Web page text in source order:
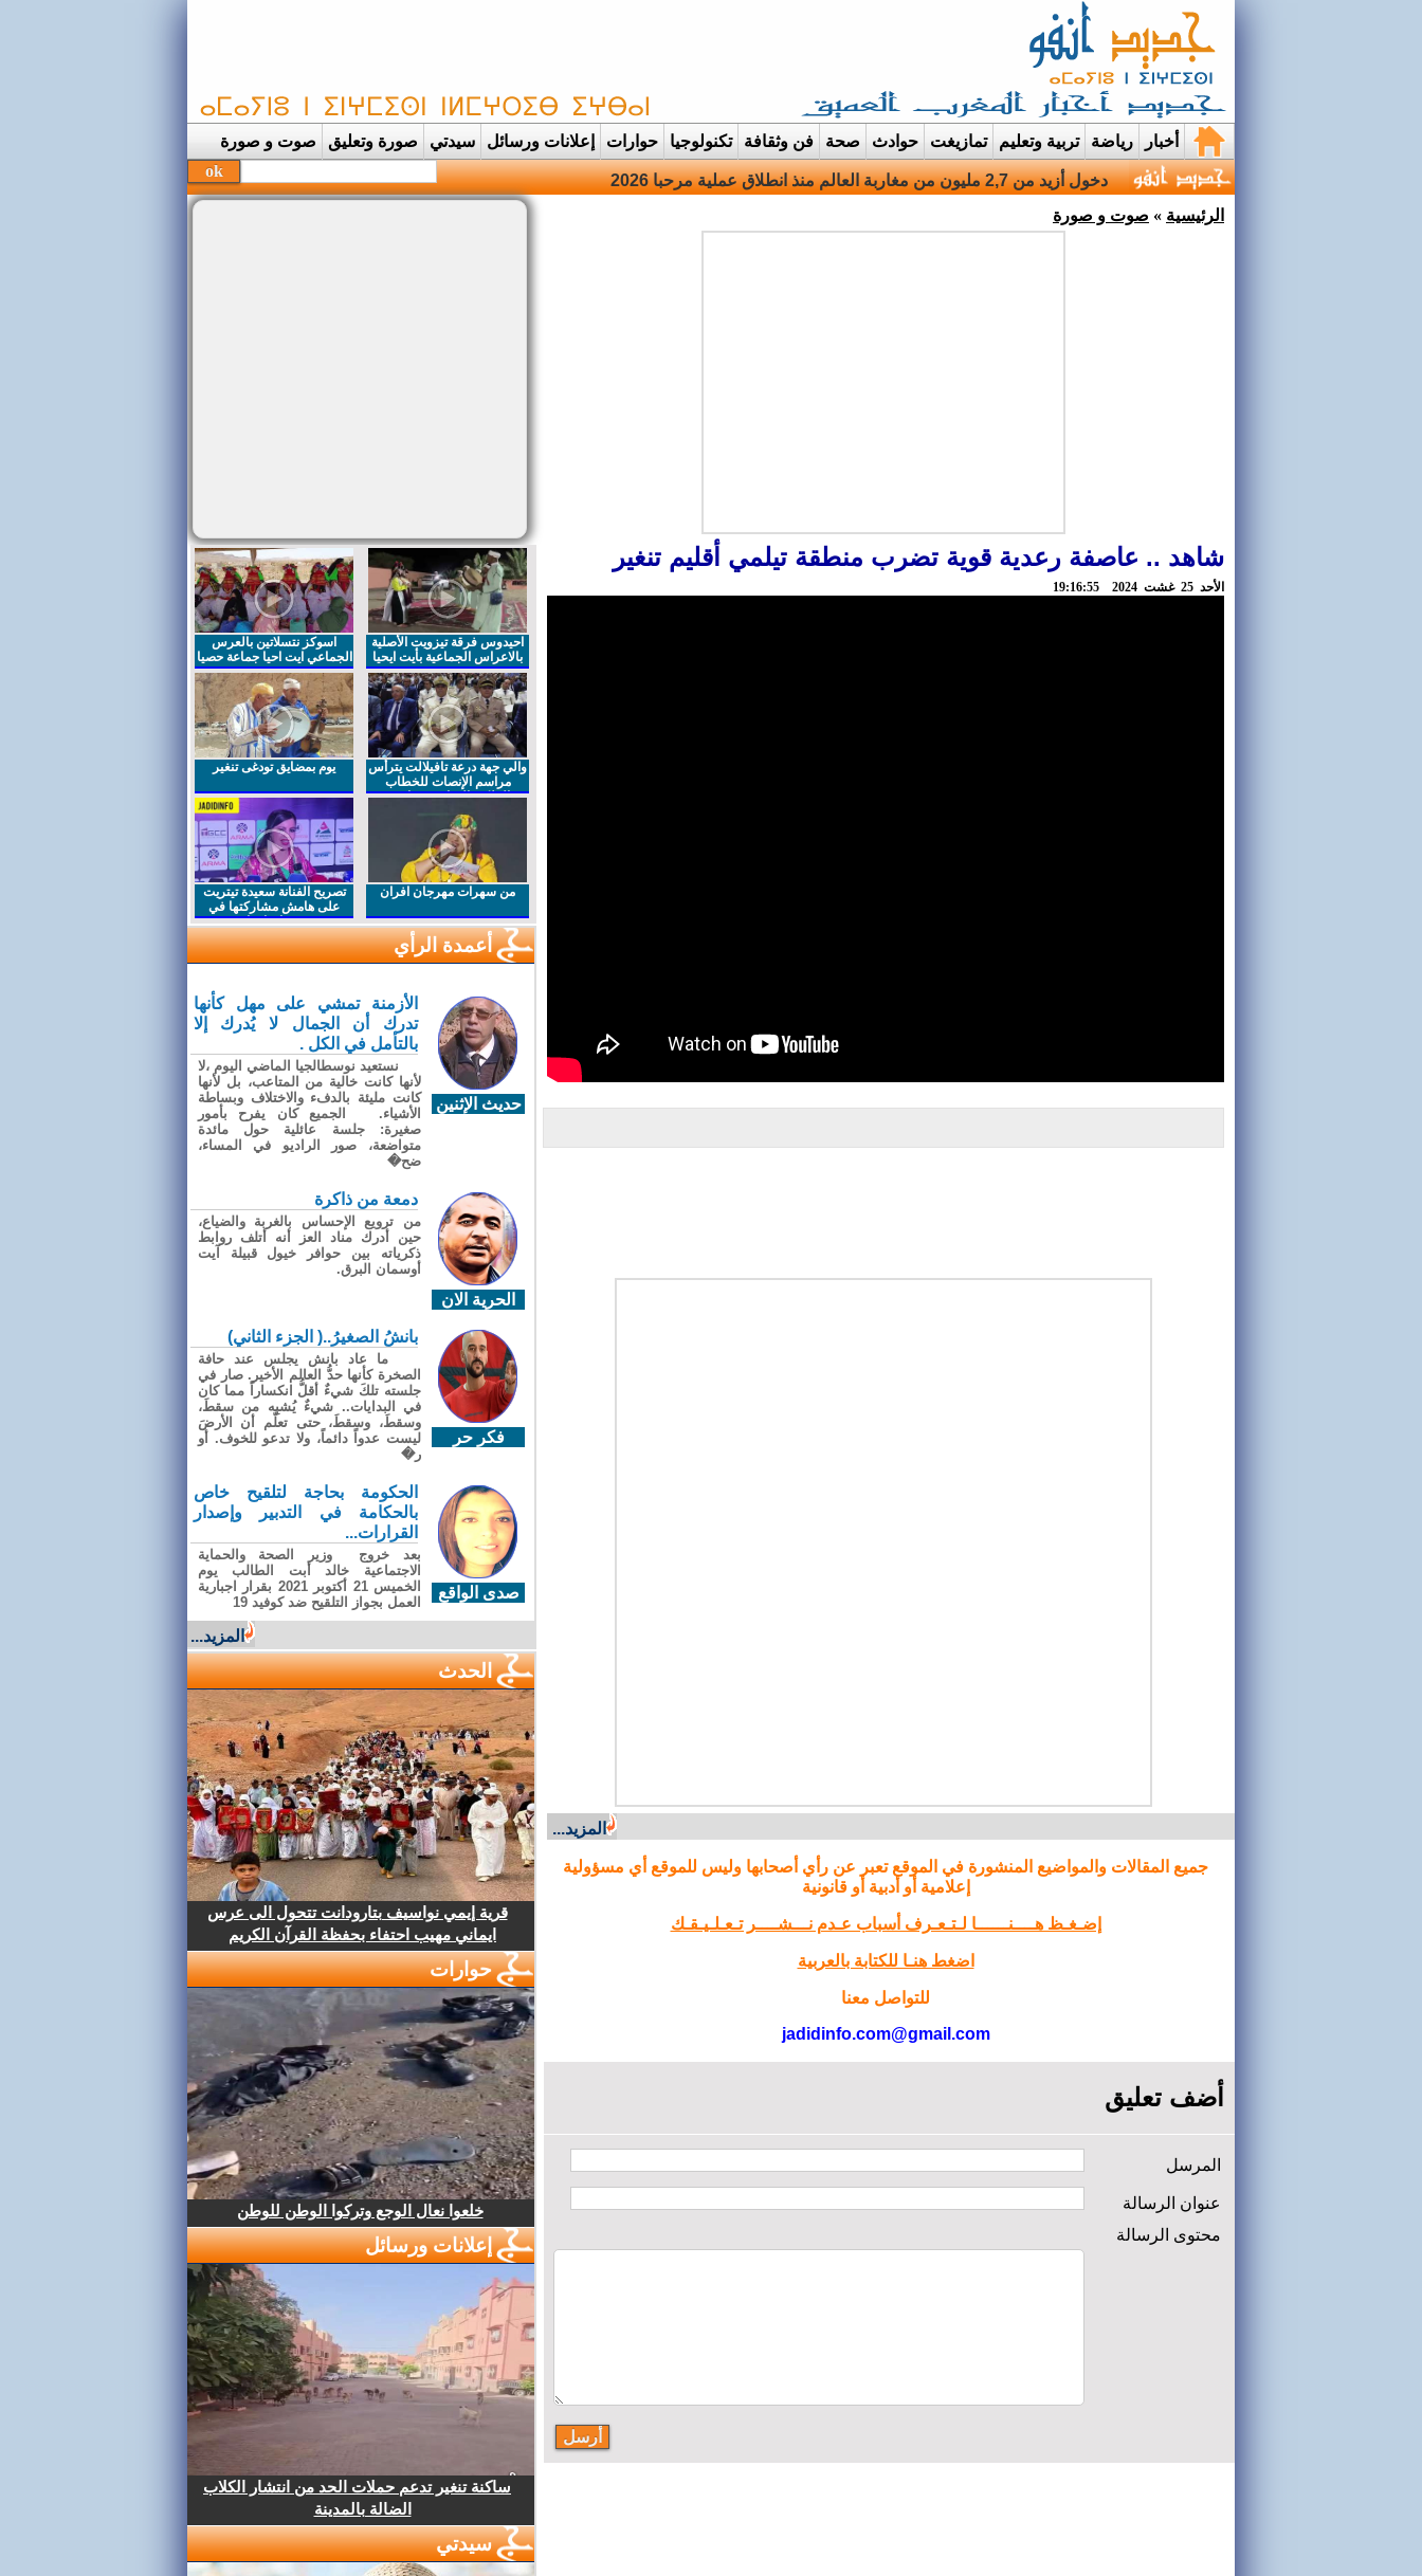
أخبار رياضة تربية وتعليم تمازيغت حوادث صحة فن وثقافة تكنولوجيا حوارات إعلانات ورسائل سيدتي صورة وتعليق صوت و صورة
قرية إيمي نواسيف بتارودانت |
الرئيسية » صوت و صورة
شاهد .. عاصفة رعدية قوية تضرب منطقة تيلمي أقليم تنغير
اﻷحد 25 غشت 2024 19:16:55
المزيد...
جميع المقالات والمواضيع المنشورة في الموقع تعبر عن رأي أصحابها وليس للموقع أي مسؤولية
إعلامية أو أدبية أو قانونية
إضـغـظ هــــنــــــا لـتـعـرف أسباب عـدم نـــشــــر تـعـلـيـقـك
اضغط هنـا للكتابة بالعربية
للتواصل معنا
jadidinfo.com@gmail.com
أضف تعليق
المرسل
عنوان الرسالة
محتوى الرسالة
احيدوس فرقة تيزويت الأصلية
بالاعراس الجماعية بأيت ايحيا
اسوكز نتسلاتين بالعرس
الجماعي ايت احيا جماعة حصيا
والي جهة درعة تافيلالت يترأس
مراسم الإنصات للخطاب
الملكي السامي بمناسبة
يوم بمضايق تودغى تنغير
من سهرات مهرجان افران
تصريح الفنانة سعيدة تيتريت
على هامش مشاركتها في
مهرجان افران
أعمدة الرأي
حديث الإثنين
الأزمنة تمشي على مهل كأنها
تدرك أن الجمال لا يُدرك إلا
بالتأمل في الكل .
نستعيد نوسطالجيا الماضي اليوم ،لا
لأنها كانت خالية من المتاعب، بل لأنها
كانت مليئة بالدفء والاختلاف وبساطة
الأشياء. الجميع كان يفرح بأمور
صغيرة: جلسة عائلية حول مائدة
متواضعة، صور الراديو في المساء،
ضح�
الحرية الان
دمعة من ذاكرة
من ترويع الإحساس بالغربة والضياع،
حين أدرك مناد العز أنه أتلف روابط
ذكرياته بين حوافر خيول قبيلة آيت
أوسمان البرق.
فكر حر
بانشُ الصغيرُ..( الجزء الثاني)
ما عاد بانش يجلس عند حافة
الصخرة كأنها حدُّ العالم الأخير. صار في
جلسته تلكَ شيءٌ أقلُّ انكساراً مما كان
في البدايات.. شيءٌ يُشبِه من سقطَ،
وسقطَ، وسقطَ، حتى تعلّم أن الأرضَ
ليست عدواً دائماً، ولا تدعو للخوف. أو
ر�
صدى الواقع
الحكومة بحاجة لتلقيح خاص
بالحكامة في التدبير وإصدار
القرارات...
بعد خروج وزير الصحة والحماية
الاجتماعية خالد أبت الطالب يوم
الخميس 21 أكتوبر 2021 بقرار اجبارية
العمل بجواز التلقيح ضد كوفيد 19
المزيد...
الحدث
قرية إيمي نواسيف بتارودانت تتحول الى عرس
ايماني مهيب احتفاء بحفظة القرآن الكريم
حوارات
خلعوا نعال الوجع وتركوا الوطن للوطن
إعلانات ورسائل
ساكنة تنغير تدعم حملات الحد من انتشار الكلاب
الضالة بالمدينة
سيدتي